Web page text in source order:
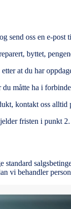
send oss en e-post
byttet,
at du har
måtte ha i
kontakt oss alltid
fristen i punkt
vi behandler